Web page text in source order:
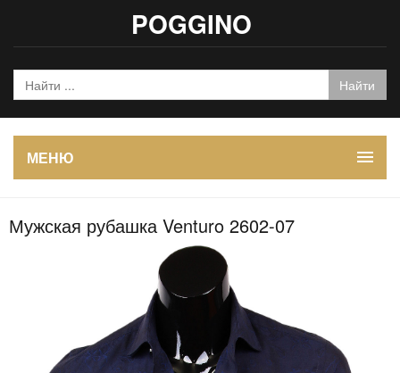
POGGINO
МЕНЮ
Мужская рубашка Venturo 2602-07